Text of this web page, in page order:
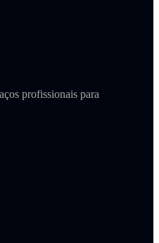
profissionais para